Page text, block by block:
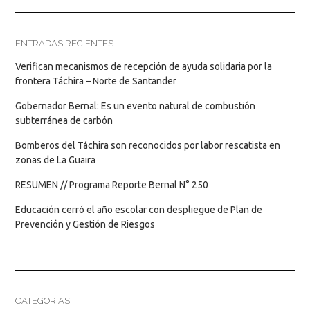
ENTRADAS RECIENTES
Verifican mecanismos de recepción de ayuda solidaria por la
frontera Táchira – Norte de Santander
Gobernador Bernal: Es un evento natural de combustión
subterránea de carbón
Bomberos del Táchira son reconocidos por labor rescatista en
zonas de La Guaira
RESUMEN // Programa Reporte Bernal N° 250
Educación cerró el año escolar con despliegue de Plan de
Prevención y Gestión de Riesgos
CATEGORÍAS